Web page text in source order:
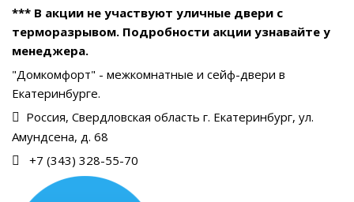
*** В акции не участвуют уличные двери с
терморазрывом. Подробности акции узнавайте у
менеджера.
"Домкомфорт" - межкомнатные и сейф-двери в
Екатеринбурге.
Россия, Свердловская область г. Екатеринбург, ул.
Амундсена, д. 68
+7 (343) 328-55-70